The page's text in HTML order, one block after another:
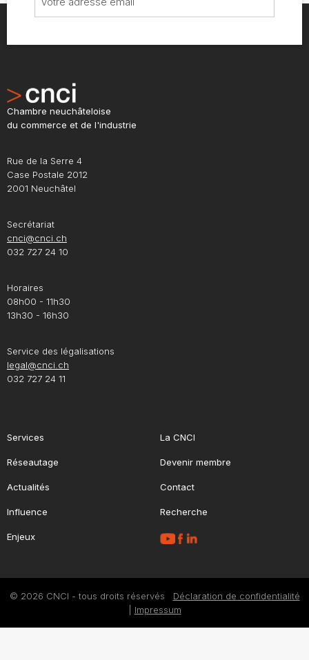
Chambre neuchâteloise
du commerce et de l'industrie
Rue de la Serre 4
Case Postale 2012
2001 Neuchâtel
Secrétariat
cnci@cnci.ch
032 727 24 10
Horaires
08h00 - 11h30
13h30 - 16h30
Service des légalisations
legal@cnci.ch
032 727 24 11
Services
Réseautage
Actualités
Influence
Enjeux
La CNCI
Devenir membre
Contact
Recherche
© 2026 CNCI - tous droits réservés Déclaration de confidentialité
Impressum